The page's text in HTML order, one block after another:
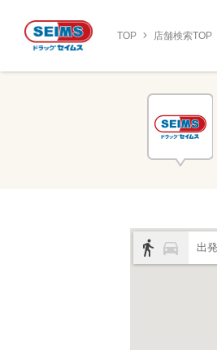
TOP 店舗検索TOP
出